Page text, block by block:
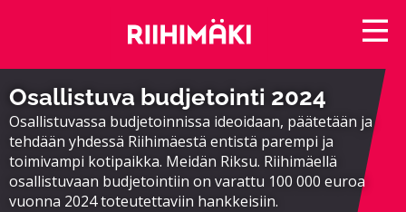
Osallistuva budjetointi 2024
Osallistuvassa budjetoinnissa ideoidaan, päätetään ja
tehdään yhdessä Riihimäestä entistä parempi ja
toimivampi kotipaikka. Meidän Riksu. Riihimäellä
osallistuvaan budjetointiin on varattu 100 000 euroa
vuonna 2024 toteutettaviin hankkeisiin.